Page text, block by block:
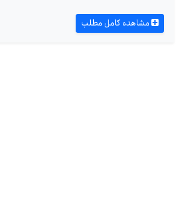
مشاهده کامل مطلب